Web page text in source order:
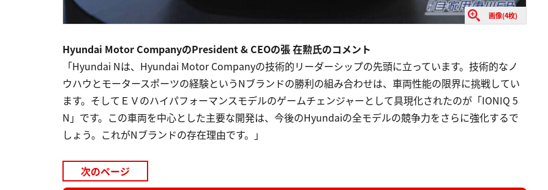
画像(4枚)
Hyundai Motor CompanyのPresident & CEOの張 在勲氏のコメント
「Hyundai Nは、Hyundai Motor Companyの技術的リーダーシップの先頭に立っています。技術的なノ
ウハウとモータースポーツの経験というNブランドの勝利の組み合わせは、車両性能の限界に挑戦してい
ます。そしてＥＶのハイパフォーマンスモデルのゲームチェンジャーとして具現化されたのが「IONIQ 5
N」です。この車両を中心とした主要な開発は、今後のHyundaiの全モデルの競争力をさらに強化するで
しょう。これがNブランドの存在理由です。」
次のページ